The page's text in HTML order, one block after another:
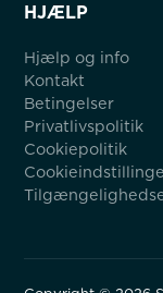
HJÆLP
Hjælp og info
Kontakt
Betingelser
Privatlivspolitik
Cookiepolitik